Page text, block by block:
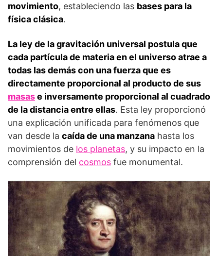
movimiento, estableciendo las bases para la
física clásica.
La ley de la gravitación universal postula que
cada partícula de materia en el universo atrae a
todas las demás con una fuerza que es
directamente proporcional al producto de sus
masase inversamente proporcional al cuadrado
de la distancia entre ellas. Esta ley proporcionó
una explicación unificada para fenómenos que
van desde la caída de una manzana hasta los
movimientos de los planetas, y su impacto en la
comprensión del cosmos fue monumental.